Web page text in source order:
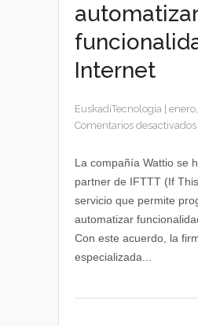
automatizar
Internet
EuskadiTecnologia
Comentarios desactivados
La compañía Wattio se
partner de IFTTT (If
servicio que permite
automatizar
Con este acuerdo, la
especializada...